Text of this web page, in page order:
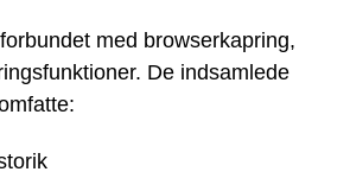
med browserkapring,
De indsamlede